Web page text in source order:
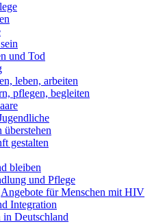
und Tod
leben, arbeiten
pflegen, begleiten
überstehen
gestalten
bleiben
und Pflege
Angebote für Menschen mit HIV
Integration
in Deutschland